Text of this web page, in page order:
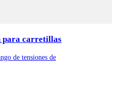
para carretillas
de tensiones de